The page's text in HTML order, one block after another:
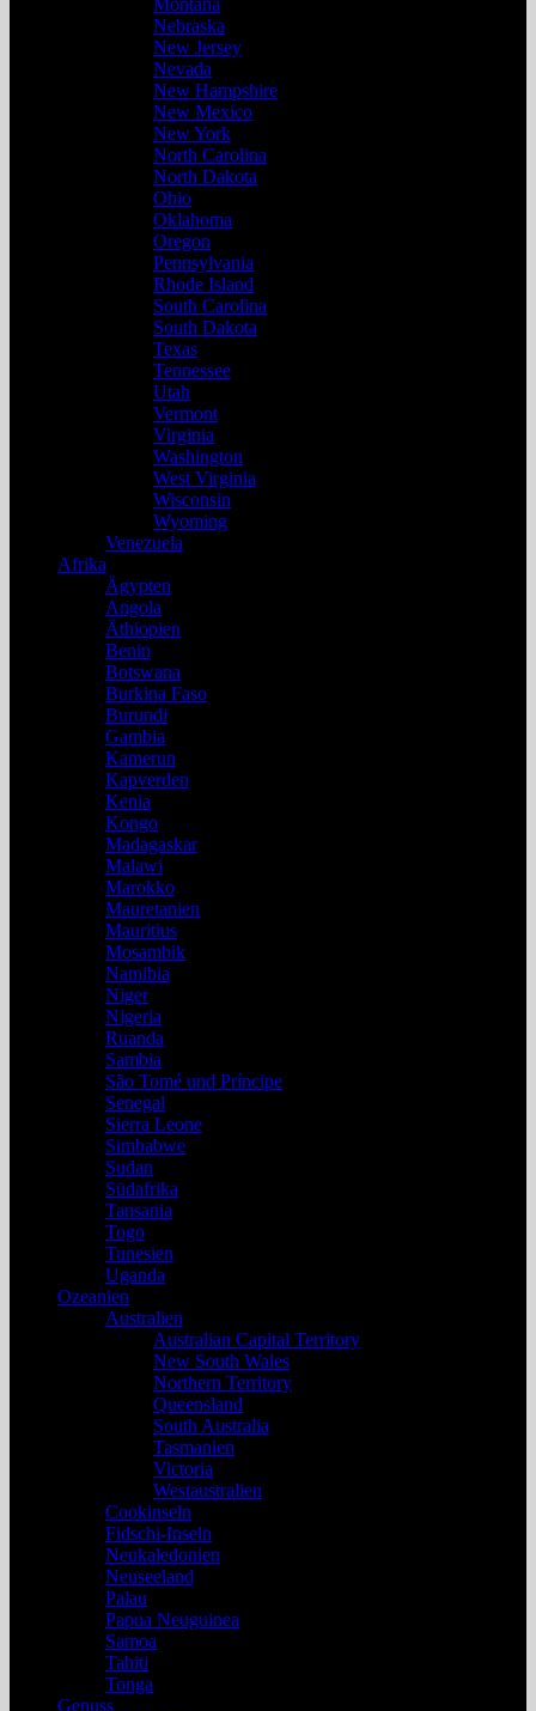
Montana
Nebraska
New Jersey
Nevada
New Hampshire
New Mexico
New York
North Carolina
North Dakota
Ohio
Oklahoma
Oregon
Pennsylvania
Rhode Island
South Carolina
South Dakota
Texas
Tennessee
Utah
Vermont
Virginia
Washington
West Virginia
Wisconsin
Wyoming
Venezuela
Afrika
Ägypten
Angola
Äthiopien
Benin
Botswana
Burkina Faso
Burundi
Gambia
Kamerun
Kapverden
Kenia
Kongo
Madagaskar
Malawi
Marokko
Mauretanien
Mauritius
Mosambik
Namibia
Niger
Nigeria
Ruanda
Sambia
São Tomé und Príncipe
Senegal
Sierra Leone
Simbabwe
Sudan
Südafrika
Tansania
Togo
Tunesien
Uganda
Ozeanien
Australien
Australian Capital Territory
New South Wales
Northern Territory
Queensland
South Australia
Tasmanien
Victoria
Westaustralien
Cookinseln
Fidschi-Inseln
Neukaledonien
Neuseeland
Palau
Papua Neuguinea
Samoa
Tahiti
Tonga
Genuss